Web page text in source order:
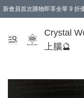
新會員首次購物即享全單 9 折
Crystal
上腦🔮